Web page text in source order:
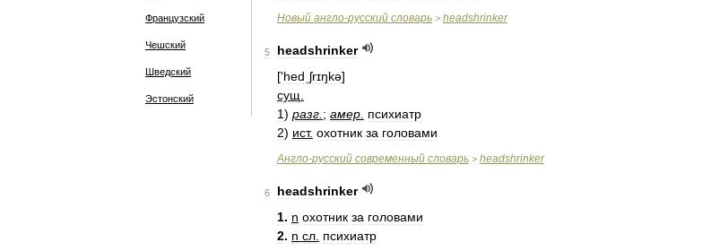
Французский
Чешский
Шведский
Эстонский
Новый англо-русский словарь > headshrinker
5
headshrinker
['hedˌʃrɪŋkə]
сущ
1) разг ; амер психиатр
2) ист. охотник за головами
Англо-русский современный словарь > headshrinker
6
headshrinker
1. n охотник за головами
2. n сл психиатр